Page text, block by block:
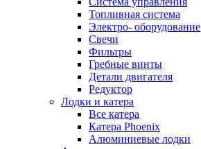
Топливная система
Электро- оборудование
Свечи
Фильтры
Гребные винты
Детали двигателя
Редуктор
Лодки и катера
Все катера
Катера Phoenix
Алюминиевые лодки